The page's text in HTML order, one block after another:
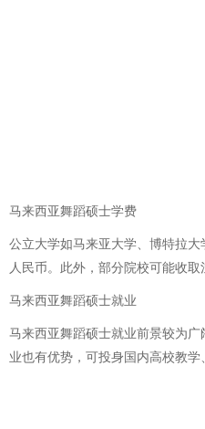
马来西亚舞蹈硕士学费
公立大学如马来亚大学、博特拉
人民币。此外，部分院校可能收取
马来西亚舞蹈硕士就业
马来西亚舞蹈硕士就业前景较为
业也有优势，可投身国内高校教